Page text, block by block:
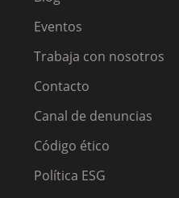
Eventos
Trabaja con nosotros
Contacto
Canal de denuncias
Código ético
Política ESG